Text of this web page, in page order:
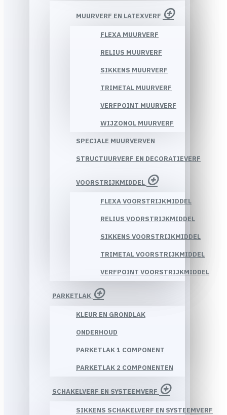
MUURVERF EN LATEXVERF
FLEXA MUURVERF
RELIUS MUURVERF
SIKKENS MUURVERF
TRIMETAL MUURVERF
VERFPOINT MUURVERF
WIJZONOL MUURVERF
SPECIALE MUURVERVEN
STRUCTUURVERF EN DECORATIEVERF
VOORSTRIJKMIDDEL
FLEXA VOORSTRIJKMIDDEL
RELIUS VOORSTRIJKMIDDEL
SIKKENS VOORSTRIJKMIDDEL
TRIMETAL VOORSTRIJKMIDDEL
VERFPOINT VOORSTRIJKMIDDEL
PARKETLAK
KLEUR EN GRONDLAK
ONDERHOUD
PARKETLAK 1 COMPONENT
PARKETLAK 2 COMPONENTEN
SCHAKELVERF EN SYSTEEMVERF
SIKKENS SCHAKELVERF EN SYSTEEMVERF